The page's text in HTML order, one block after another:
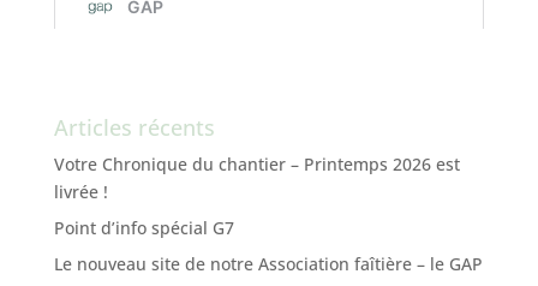
Articles récents
Votre Chronique du chantier – Printemps 2026 est
livrée !
Point d’info spécial G7
Le nouveau site de notre Association faîtière – le GAP